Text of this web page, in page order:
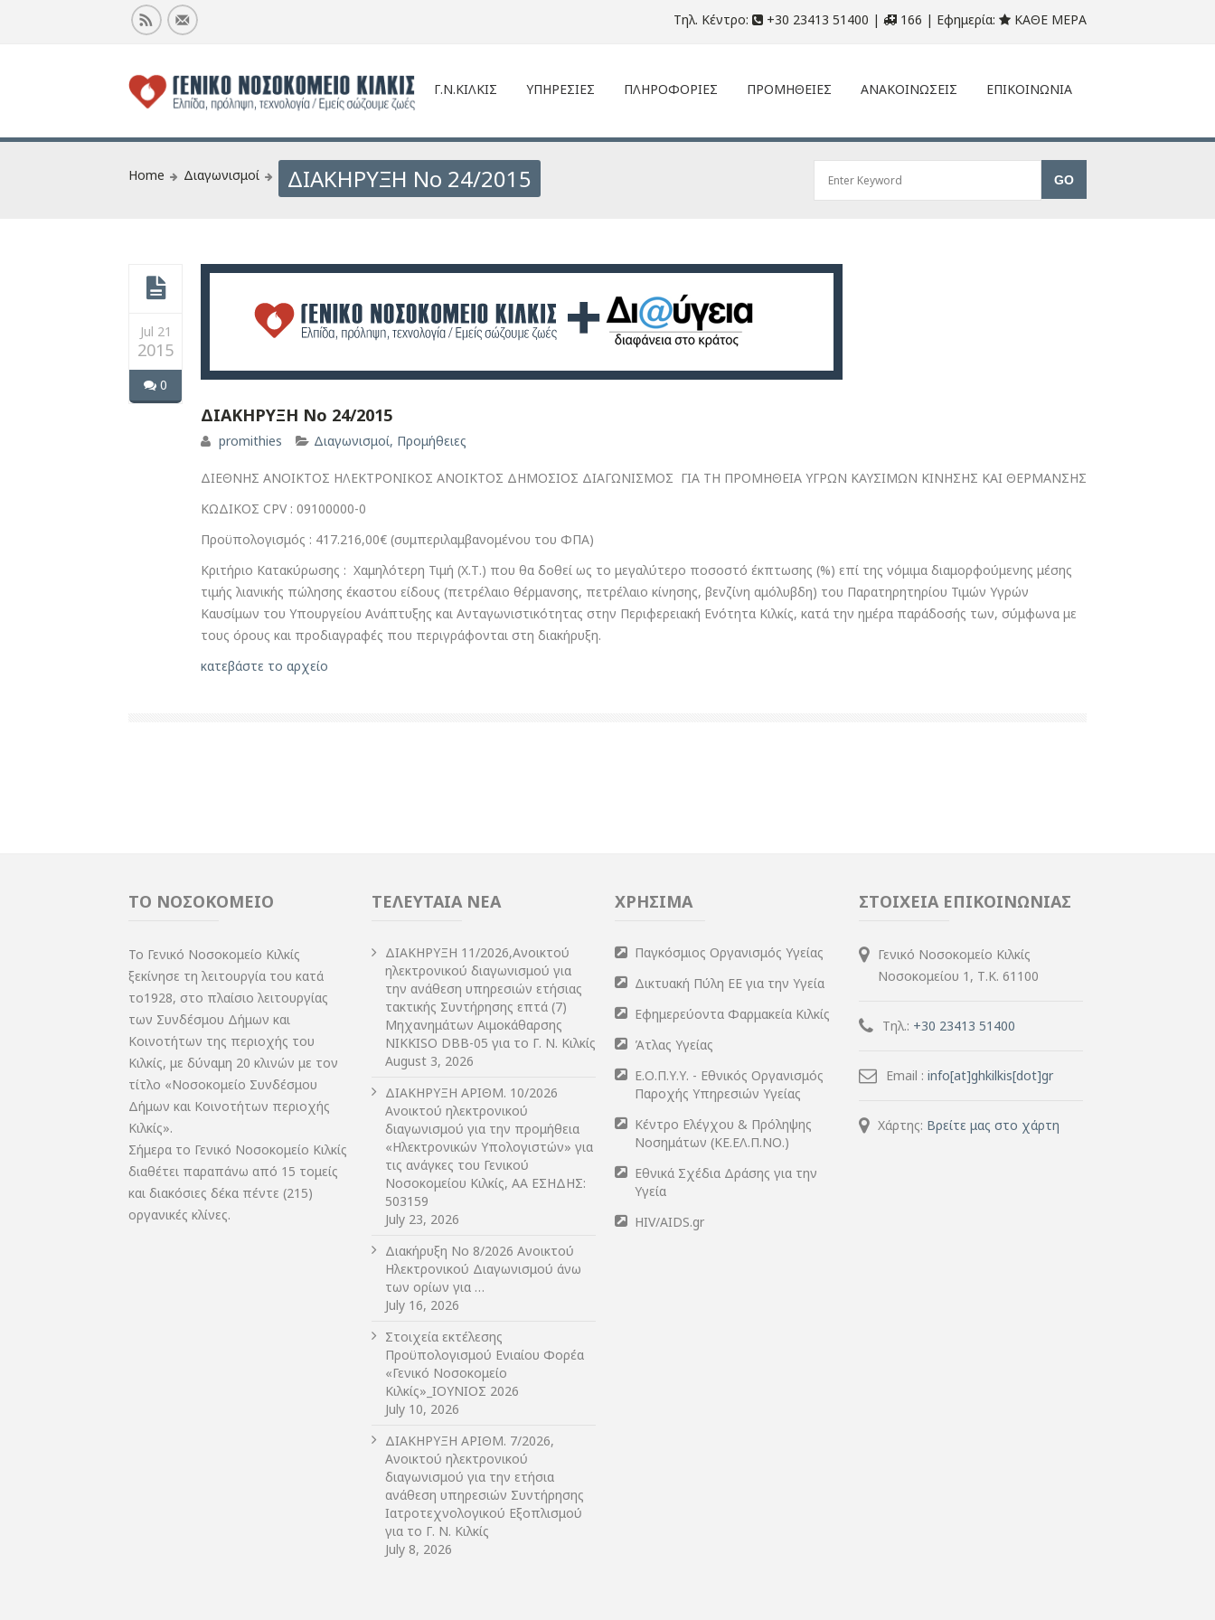
Τηλ. Κέντρο: +30 23413 51400 | 166 | Εφημερία: ΚΑΘΕ ΜΕΡΑ
Γ.Ν.ΚΙΛΚΙΣ ΥΠΗΡΕΣΙΕΣ ΠΛΗΡΟΦΟΡΙΕΣ ΠΡΟΜΗΘΕΙΕΣ ΑΝΑΚΟΙΝΩΣΕΙΣ ΕΠΙΚΟΙΝΩΝΙΑ
Home Διαγωνισμοί ΔΙΑΚΗΡΥΞΗ Νο 24/2015
Jul 21
2015
0
ΔΙΑΚΗΡΥΞΗ Νο 24/2015
promithies Διαγωνισμοί, Προμήθειες
ΔΙΕΘΝΗΣ ΑΝΟΙΚΤΟΣ ΗΛΕΚΤΡΟΝΙΚΟΣ ΑΝΟΙΚΤΟΣ ΔΗΜΟΣΙΟΣ ΔΙΑΓΩΝΙΣΜΟΣ ΓΙΑ ΤΗ ΠΡΟΜΗΘΕΙΑ ΥΓΡΩΝ ΚΑΥΣΙΜΩΝ ΚΙΝΗΣΗΣ ΚΑΙ ΘΕΡΜΑΝΣΗΣ
ΚΩΔΙΚΟΣ CPV : 09100000-0
Προϋπολογισμός : 417.216,00€ (συμπεριλαμβανομένου του ΦΠΑ)
Κριτήριο Κατακύρωσης : Χαμηλότερη Τιμή (Χ.Τ.) που θα δοθεί ως το μεγαλύτερο ποσοστό έκπτωσης (%) επί της νόμιμα διαμορφούμενης μέσης
τιμής λιανικής πώλησης έκαστου είδους (πετρέλαιο θέρμανσης, πετρέλαιο κίνησης, βενζίνη αμόλυβδη) του Παρατηρητηρίου Τιμών Υγρών
Καυσίμων του Υπουργείου Ανάπτυξης και Ανταγωνιστικότητας στην Περιφερειακή Ενότητα Κιλκίς, κατά την ημέρα παράδοσής των, σύμφωνα με
τους όρους και προδιαγραφές που περιγράφονται στη διακήρυξη.
κατεβάστε το αρχείο
ΤΟ ΝΟΣΟΚΟΜΕΙΟ
Το Γενικό Νοσοκομείο Κιλκίς
ξεκίνησε τη λειτουργία του κατά
το1928, στο πλαίσιο λειτουργίας
των Συνδέσμου Δήμων και
Κοινοτήτων της περιοχής του
Κιλκίς, με δύναμη 20 κλινών με τον
τίτλο «Νοσοκομείο Συνδέσμου
Δήμων και Κοινοτήτων περιοχής
Κιλκίς».
Σήμερα το Γενικό Νοσοκομείο Κιλκίς
διαθέτει παραπάνω από 15 τομείς
και διακόσιες δέκα πέντε (215)
οργανικές κλίνες.
ΤΕΛΕΥΤΑΙΑ ΝΕΑ
ΔIΑΚΗΡΥΞΗ 11/2026,Ανοικτού
ηλεκτρονικού διαγωνισμού για
την ανάθεση υπηρεσιών ετήσιας
τακτικής Συντήρησης επτά (7)
Μηχανημάτων Αιμοκάθαρσης
NIKKISO DBB-05 για το Γ. Ν. Κιλκίς
August 3, 2026
ΔIΑΚΗΡΥΞΗ ΑΡIΘΜ. 10/2026
Ανοικτού ηλεκτρονικού
διαγωνισμού για την προμήθεια
«Ηλεκτρονικών Υπολογιστών» για
τις ανάγκες του Γενικού
Νοσοκομείου Κιλκίς, ΑΑ ΕΣΗΔΗΣ:
503159
July 23, 2026
Διακήρυξη Νο 8/2026 Ανοικτού
Ηλεκτρονικού Διαγωνισμού άνω
των ορίων για …
July 16, 2026
Στοιχεία εκτέλεσης
Προϋπολογισμού Ενιαίου Φορέα
«Γενικό Νοσοκομείο
Κιλκίς»_ΙΟΥΝΙΟΣ 2026
July 10, 2026
ΔIΑΚΗΡΥΞΗ ΑΡIΘΜ. 7/2026,
Ανοικτού ηλεκτρονικού
διαγωνισμού για την ετήσια
ανάθεση υπηρεσιών Συντήρησης
Ιατροτεχνολογικού Εξοπλισμού
για το Γ. Ν. Κιλκίς
July 8, 2026
ΧΡΗΣΙΜΑ
Παγκόσμιος Οργανισμός Υγείας
Δικτυακή Πύλη ΕΕ για την Υγεία
Εφημερεύοντα Φαρμακεία Κιλκίς
Άτλας Υγείας
Ε.Ο.Π.Υ.Υ. - Εθνικός Οργανισμός
Παροχής Υπηρεσιών Υγείας
Κέντρο Ελέγχου & Πρόληψης
Νοσημάτων (ΚΕ.ΕΛ.Π.ΝΟ.)
Εθνικά Σχέδια Δράσης για την
Υγεία
HIV/AIDS.gr
ΣΤΟΙΧΕΙΑ ΕΠΙΚΟΙΝΩΝΙΑΣ
Γενικό Νοσοκομείο Κιλκίς
Νοσοκομείου 1, Τ.Κ. 61100
Τηλ.: +30 23413 51400
Email : info[at]ghkilkis[dot]gr
Χάρτης: Βρείτε μας στο χάρτη